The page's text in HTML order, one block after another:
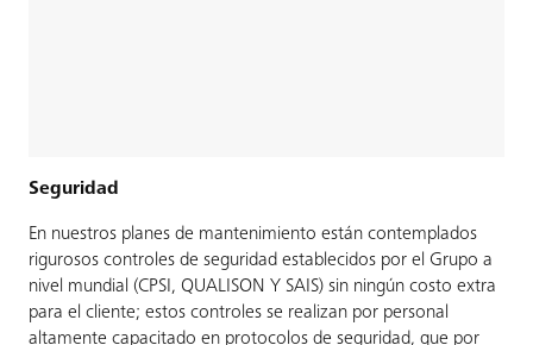
Seguridad
En nuestros planes de mantenimiento están contemplados
rigurosos controles de seguridad establecidos por el Grupo a
nivel mundial (CPSI, QUALISON Y SAIS) sin ningún costo extra
para el cliente; estos controles se realizan por personal
altamente capacitado en protocolos de seguridad, que por